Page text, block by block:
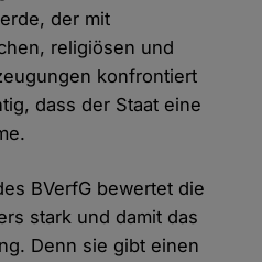
der mit
religiösen und
konfrontiert
dass der Staat eine
BVerfG bewertet die
stark und damit das
Denn sie gibt einen